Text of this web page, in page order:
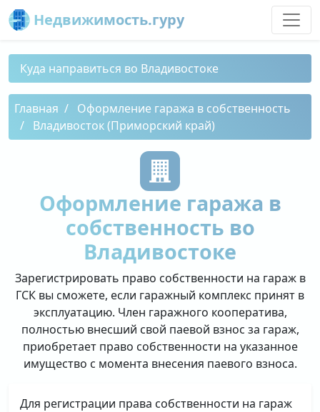
Недвижимость.гуру
Куда направиться во Владивостоке
Главная
Оформление гаража в собственность
Владивосток (Приморский край)
Оформление гаража в
собственность во
Владивостоке
Зарегистрировать право собственности на гараж в
ГСК вы сможете, если гаражный комплекс принят в
эксплуатацию. Член гаражного кооператива,
полностью внесший свой паевой взнос за гараж,
приобретает право собственности на указанное
имущество с момента внесения паевого взноса.
Для регистрации права собственности на гараж